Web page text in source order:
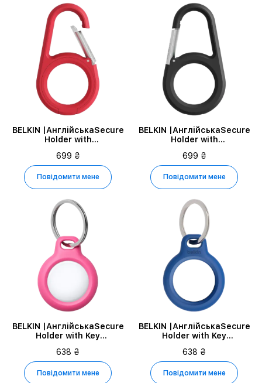
BELKIN |АнглійськаSecure
Holder with
Червоний
699 ₴
Повідомити мене
BELKIN |АнглійськаSecure
Holder with
Чорний
699 ₴
Повідомити мене
BELKIN |АнглійськаSecure
Holder with Key
638 ₴
Повідомити мене
BELKIN |АнглійськаSecure
Holder with Key
638 ₴
Повідомити мене